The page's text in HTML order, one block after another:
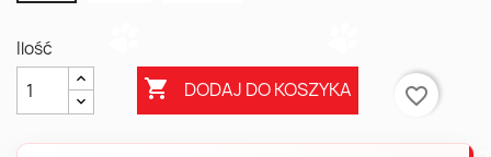
Ilość
 DODAJ DO KOSZYKA favorite_border